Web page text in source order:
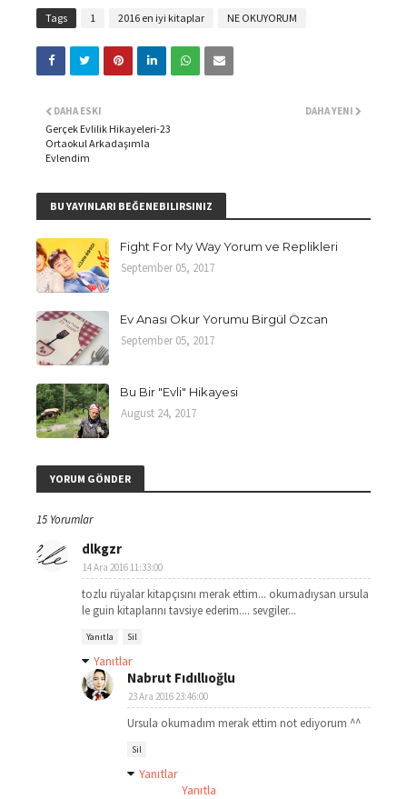
Tags 1 2016 en iyi kitaplar NE OKUYORUM
DAHA YENI
DAHA ESKI
Gerçek Evlilik Hikayeleri-23
Ortaokul Arkadaşımla
Evlendim
BU YAYINLARI BEĞENEBILIRSINIZ
Fight For My Way Yorum ve Replikleri
September 05, 2017
Ev Anası Okur Yorumu Birgül Özcan
September 05, 2017
Bu Bir "Evli" Hikayesi
August 24, 2017
YORUM GÖNDER
15 Yorumlar
dlkgzr
14 Ara 2016 11:33:00
tozlu rüyalar kitapçısını merak ettim... okumadıysan ursula
le guin kitaplarını tavsiye ederim.... sevgiler...
Yanıtla Sil
Yanıtlar
Nabrut Fıdıllıoğlu
23 Ara 2016 23:46:00
Ursula okumadım merak ettim not ediyorum ^^
Sil
Yanıtlar
Yanıtla